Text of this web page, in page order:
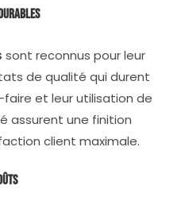
sont reconnus pour leur
de qualité qui durent
faire et leur utilisation de
assurent une finition
client maximale.